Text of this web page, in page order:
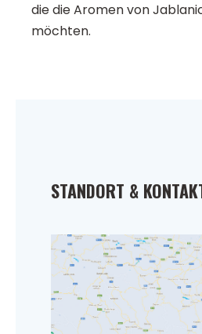
die die Aromen von
möchten.
STANDORT &